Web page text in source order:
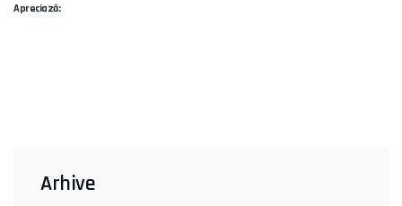
Apreciază:
Arhive